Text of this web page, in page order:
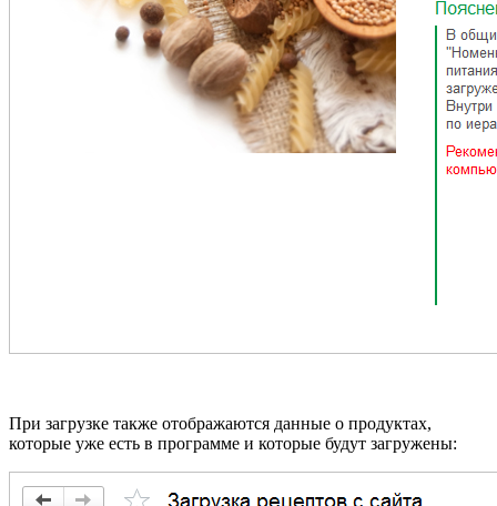
При загрузке также отображаются данные о продуктах,
которые уже есть в программе и которые будут загружены: